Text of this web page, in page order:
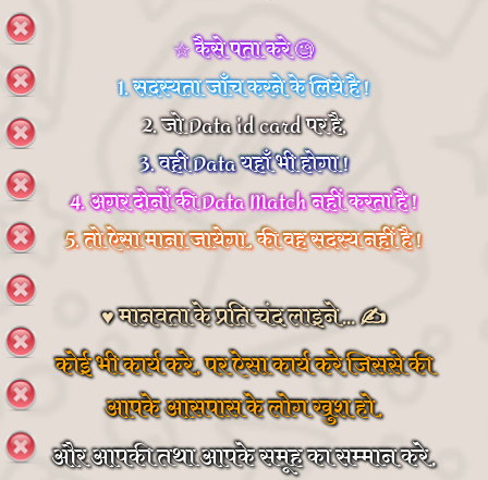
☆ कैसे पता करे 🧐
1. सदस्यता जाँच करने के लिये है !
2. जो Data id card पर है,
3. वही Data यहाँ भी होगा !
4. अगर दोनों की Data Match नहीं करता है !
5. तो ऐसा माना जायेगा, की वह सदस्य नहीं है !
♥ मानवता के प्रति चंद लाइने... ✍
कोई भी कार्य करे, पर ऐसा कार्य करे जिससे की
आपके आसपास के लोग खुश हो,
और आपकी तथा आपके समूह का सम्मान करे,